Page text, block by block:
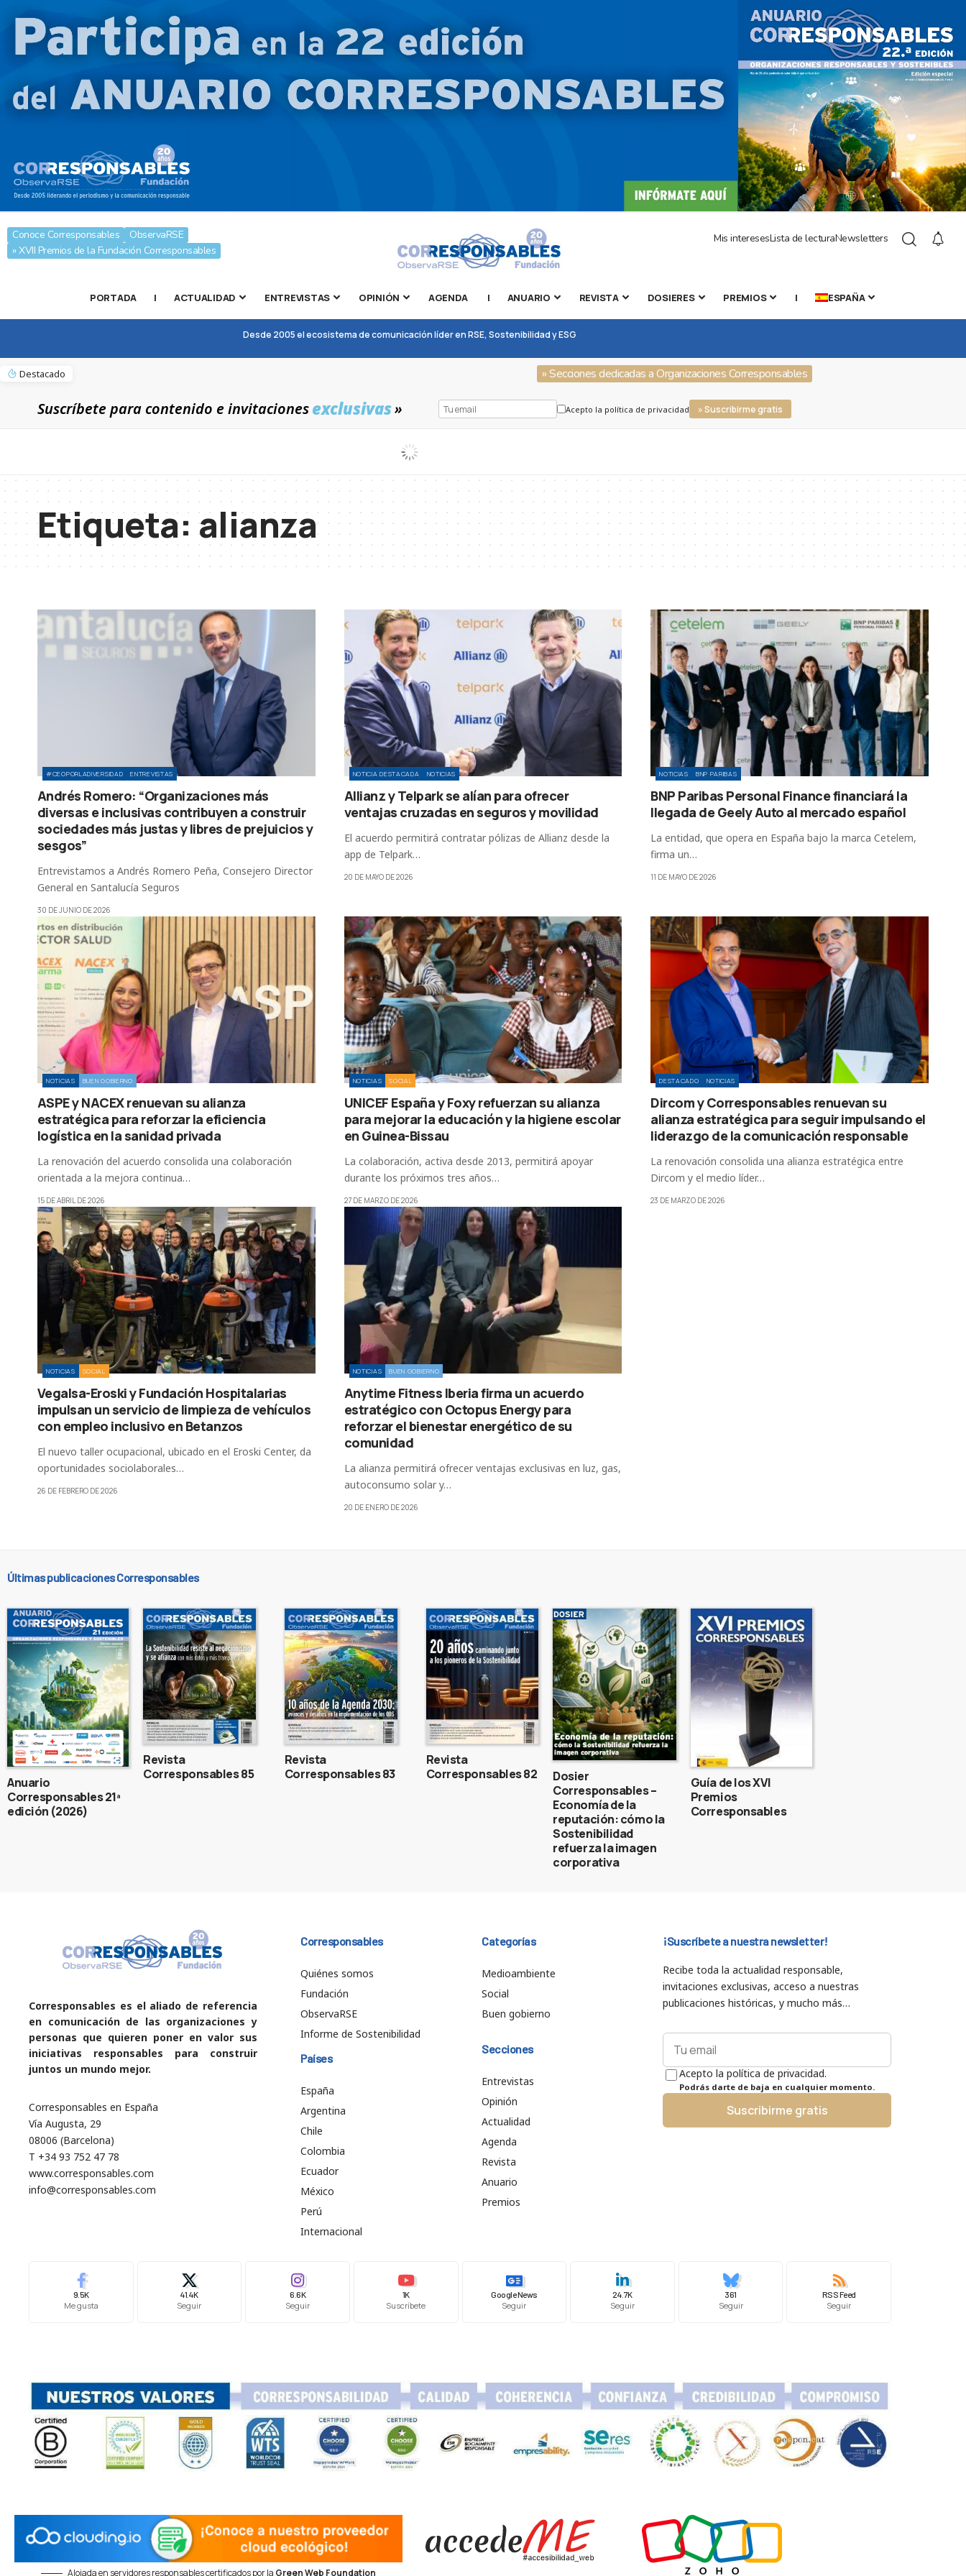
Conoce Corresponsables
ObservaRSE
» XVII Premios de la Fundación Corresponsables
Mis interesesLista de lecturaNewsletters
PORTADA | ACTUALIDAD ENTREVISTAS OPINIÓN AGENDA | ANUARIO REVISTA DOSIERES PREMIOS | ESPAÑA
Desde 2005 el ecosistema de comunicación líder en RSE, Sostenibilidad y ESG
Destacado » Secciones dedicadas a Organizaciones Corresponsables
Suscríbete para contenido e invitacionesexclusivas» Acepto la política de privacidad » Suscribirme gratis
Etiqueta: alianza
#CEOPORLADIVERSIDAD ENTREVISTAS
Andrés Romero: “Organizaciones más
diversas e inclusivas contribuyen a construir
sociedades más justas y libres de prejuicios y
sesgos”
Entrevistamos a Andrés Romero Peña, Consejero Director
General en Santalucía Seguros
30 DE JUNIO DE 2026
NOTICIA DESTACADA NOTICIAS
Allianz y Telpark se alían para ofrecer
ventajas cruzadas en seguros y movilidad
El acuerdo permitirá contratar pólizas de Allianz desde la
app de Telpark…
20 DE MAYO DE 2026
NOTICIAS BNP PARIBAS
BNP Paribas Personal Finance financiará la
llegada de Geely Auto al mercado español
La entidad, que opera en España bajo la marca Cetelem,
firma un…
11 DE MAYO DE 2026
NOTICIAS BUEN GOBIERNO
ASPE y NACEX renuevan su alianza
estratégica para reforzar la eficiencia
logística en la sanidad privada
La renovación del acuerdo consolida una colaboración
orientada a la mejora continua…
15 DE ABRIL DE 2026
NOTICIAS SOCIAL
UNICEF España y Foxy refuerzan su alianza
para mejorar la educación y la higiene escolar
en Guinea-Bissau
La colaboración, activa desde 2013, permitirá apoyar
durante los próximos tres años…
27 DE MARZO DE 2026
DESTACADO NOTICIAS
Dircom y Corresponsables renuevan su
alianza estratégica para seguir impulsando el
liderazgo de la comunicación responsable
La renovación consolida una alianza estratégica entre
Dircom y el medio líder…
23 DE MARZO DE 2026
NOTICIAS SOCIAL
Vegalsa-Eroski y Fundación Hospitalarias
impulsan un servicio de limpieza de vehículos
con empleo inclusivo en Betanzos
El nuevo taller ocupacional, ubicado en el Eroski Center, da
oportunidades sociolaborales…
26 DE FEBRERO DE 2026
NOTICIAS BUEN GOBIERNO
Anytime Fitness Iberia firma un acuerdo
estratégico con Octopus Energy para
reforzar el bienestar energético de su
comunidad
La alianza permitirá ofrecer ventajas exclusivas en luz, gas,
autoconsumo solar y…
20 DE ENERO DE 2026
Últimas publicaciones Corresponsables
Anuario
Corresponsables 21ª
edición (2026)
Revista
Corresponsables 85
Revista
Corresponsables 83
Revista
Corresponsables 82
Dosier
Corresponsables –
Economía de la
reputación: cómo la
Sostenibilidad
refuerza la imagen
corporativa
Guía de los XVI
Premios
Corresponsables
Corresponsables es el aliado de referencia
en comunicación de las organizaciones y
personas que quieren poner en valor sus
iniciativas responsables para construir
juntos un mundo mejor.
Corresponsables en España
Vía Augusta, 29
08006 (Barcelona)
T +34 93 752 47 78
www.corresponsables.com
info@corresponsables.com
Corresponsables
Quiénes somos
Fundación
ObservaRSE
Informe de Sostenibilidad
Países
España
Argentina
Chile
Colombia
Ecuador
México
Perú
Internacional
Categorías
Medioambiente
Social
Buen gobierno
Secciones
Entrevistas
Opinión
Actualidad
Agenda
Revista
Anuario
Premios
¡Suscríbete a nuestra newsletter!
Recibe toda la actualidad responsable,
invitaciones exclusivas, acceso a nuestras
publicaciones históricas, y mucho más…
Acepto la política de privacidad.
Podrás darte de baja en cualquier momento.
Suscribirme gratis
9.5K
Me gusta
41.4K
Seguir
6.6K
Seguir
1K
Suscríbete
Google News
Seguir
24.7K
Seguir
361
Seguir
RSS Feed
Seguir
Alojada en servidores responsables certificados por la Green Web Foundation